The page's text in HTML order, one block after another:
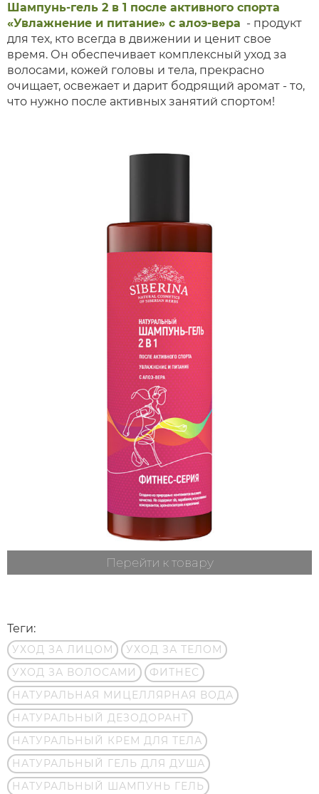
Шампунь-гель 2 в 1 после активного спорта
«Увлажнение и питание» с алоэ-вера - продукт
для тех, кто всегда в движении и ценит свое
время. Он обеспечивает комплексный уход за
волосами, кожей головы и тела, прекрасно
очищает, освежает и дарит бодрящий аромат - то,
что нужно после активных занятий спортом!
Перейти к товару
Теги:
УХОД ЗА ЛИЦОМ
УХОД ЗА ТЕЛОМ
УХОД ЗА ВОЛОСАМИ
ФИТНЕС
НАТУРАЛЬНАЯ МИЦЕЛЛЯРНАЯ ВОДА
НАТУРАЛЬНЫЙ ДЕЗОДОРАНТ
НАТУРАЛЬНЫЙ КРЕМ ДЛЯ ТЕЛА
НАТУРАЛЬНЫЙ ГЕЛЬ ДЛЯ ДУША
НАТУРАЛЬНЫЙ ШАМПУНЬ ГЕЛЬ